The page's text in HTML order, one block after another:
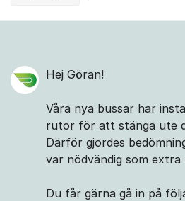
Hej Göran!
Våra nya bussar har
rutor för att stänga ute
Därför gjordes
var nödvändig som
Du får gärna gå in på